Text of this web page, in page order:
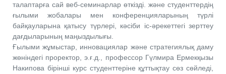
талаптарға сай веб-семинарлар өткізді. және студенттердің
ғылыми жобалары мен конференцияларының түрлі
байқауларына қатысу түрлері, кәсіби іс-әрекеттегі зерттеу
дағдыларының маңыздылығы.
Ғылыми жұмыстар, инновациялар және стратегиялық даму
жөніндегі проректор, э.ғ.д., профессор Гүлмира Ермекқызы
Накипова бірінші курс студенттеріне құттықтау сөз сөйледі,